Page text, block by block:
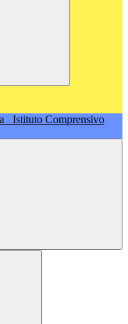
Istituto Comprensivo